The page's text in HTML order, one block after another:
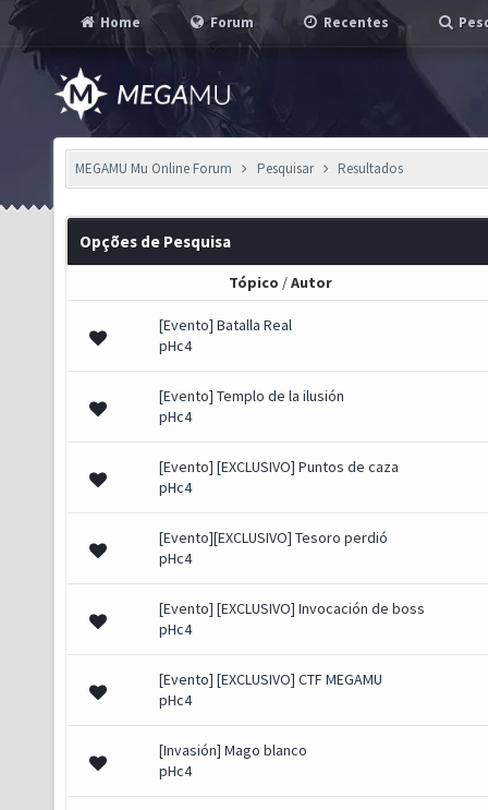
Home Forum Recentes
MEGAMU Mu Online Forum Pesquisar Resultados
Opções de Pesquisa
Tópico /Autor
[Evento] Batalla Real
pHc4
[Evento] Templo de la ilusión
pHc4
[Evento] [EXCLUSIVO] Puntos de caza
pHc4
[Evento][EXCLUSIVO] Tesoro perdió
pHc4
[Evento] [EXCLUSIVO] Invocación de boss
pHc4
[Evento] [EXCLUSIVO] CTF MEGAMU
pHc4
[Invasión] Mago blanco
pHc4